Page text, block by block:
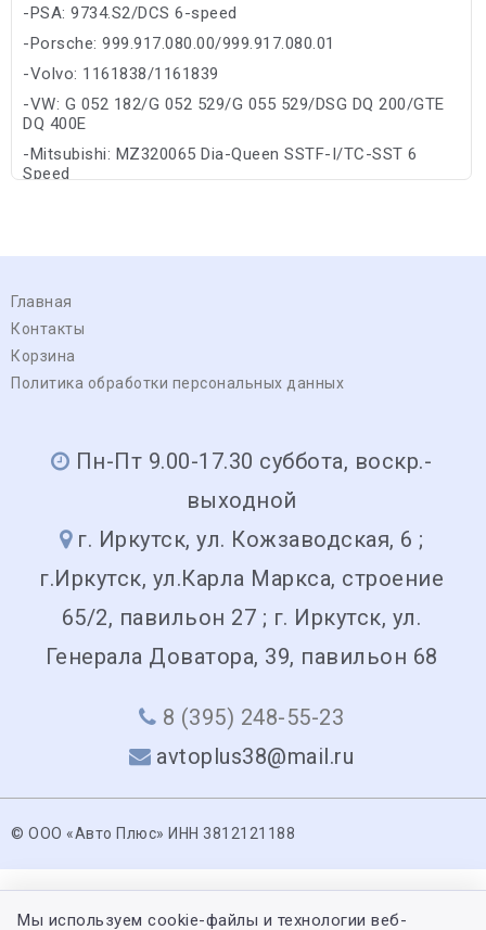
-PSA: 9734.S2/DCS 6-speed
-Porsche: 999.917.080.00/999.917.080.01
-Volvo: 1161838/1161839
-VW: G 052 182/G 052 529/G 055 529/DSG DQ 200/GTE
DQ 400E
-Mitsubishi: MZ320065 Dia-Queen SSTF-I/TC-SST 6
Speed
Главная
Контакты
Корзина
Политика обработки персональных данных
Пн-Пт 9.00-17.30 суббота, воскр.-
выходной
г. Иркутск, ул. Кожзаводская, 6 ;
г.Иркутск, ул.Карла Маркса, строение
65/2, павильон 27 ; г. Иркутск, ул.
Генерала Доватора, 39, павильон 68
8 (395) 248-55-23
avtoplus38@mail.ru
© ООО «Авто Плюс» ИНН 3812121188
Мы используем cookie-файлы и технологии веб-